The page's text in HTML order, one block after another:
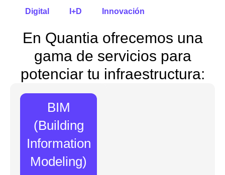
Digital I+D Innovación
En Quantia ofrecemos una
gama de servicios para
potenciar tu infraestructura:
BIM
(Building
Information
Modeling)